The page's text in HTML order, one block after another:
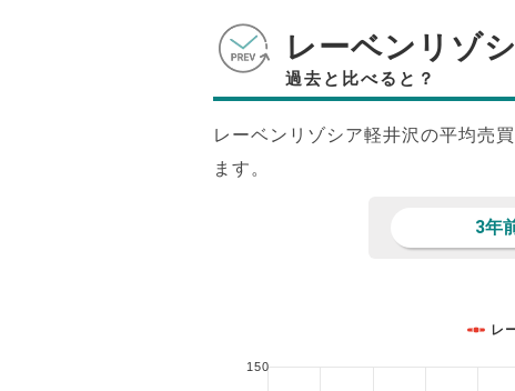
レーベンリゾ
過去と比べると？
レーベンリゾシア軽井沢の平均売
ます。
3年
レ
150